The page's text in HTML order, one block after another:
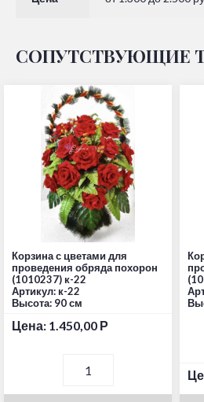
СОПУТСТВУЮЩИЕ
Корзина с цветами для
проведения обряда похорон
(1010237) к-22
Артикул: к-22
Высота: 90 см
Цена: 1.450,00 Р